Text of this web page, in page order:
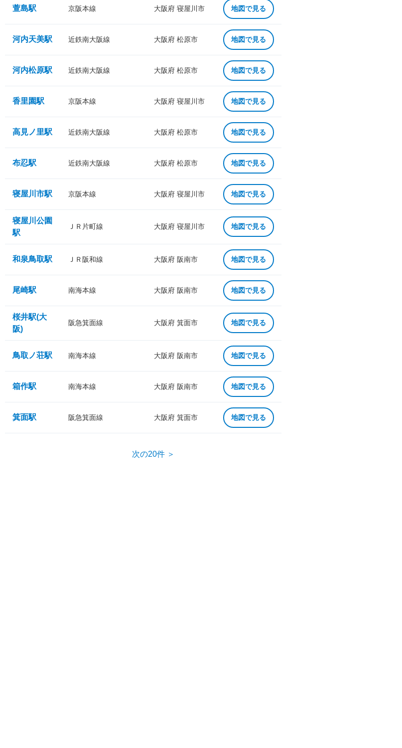
萱島駅 京阪本線 大阪府 寝屋川市 地図で見る
河内天美駅 近鉄南大阪線 大阪府 松原市 地図で見る
河内松原駅 近鉄南大阪線 大阪府 松原市 地図で見る
香里園駅 京阪本線 大阪府 寝屋川市 地図で見る
高見ノ里駅 近鉄南大阪線 大阪府 松原市 地図で見る
布忍駅 近鉄南大阪線 大阪府 松原市 地図で見る
寝屋川市駅 京阪本線 大阪府 寝屋川市 地図で見る
寝屋川公園
駅
ＪＲ片町線 大阪府 寝屋川市 地図で見る
和泉鳥取駅 ＪＲ阪和線 大阪府 阪南市 地図で見る
尾崎駅 南海本線 大阪府 阪南市 地図で見る
桜井駅(大
阪)
阪急箕面線 大阪府 箕面市 地図で見る
鳥取ノ荘駅 南海本線 大阪府 阪南市 地図で見る
箱作駅 南海本線 大阪府 阪南市 地図で見る
箕面駅 阪急箕面線 大阪府 箕面市 地図で見る
次の20件 ＞